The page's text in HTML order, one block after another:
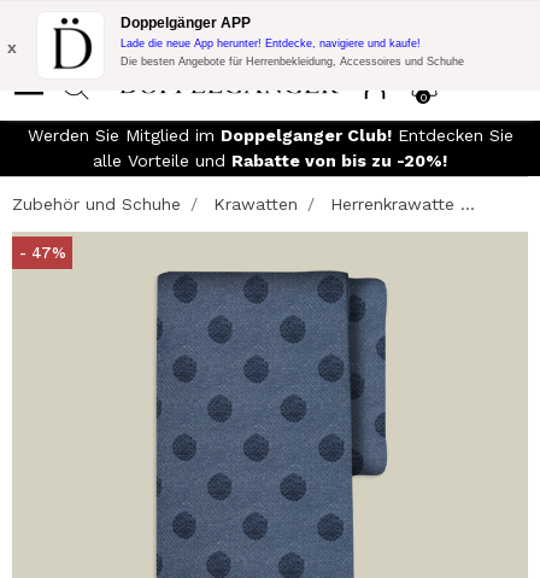
Blitzangebot:
10% Extra-Rabatt auf 300€ Einkauf mit Code:
DOPPEL300
0
x
Doppelgänger APP
Lade die neue App herunter! Entdecke, navigiere und kaufe!
Die besten Angebote für Herrenbekleidung, Accessoires und Schuhe
Werden Sie Mitglied im Doppelganger Club!Entdecken Sie
alle Vorteile und Rabatte von bis zu -20%!
Zubehör und Schuhe Krawatten Herrenkrawatte ...
- 47%